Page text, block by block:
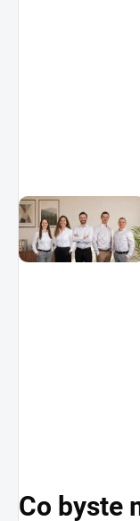
Co byste